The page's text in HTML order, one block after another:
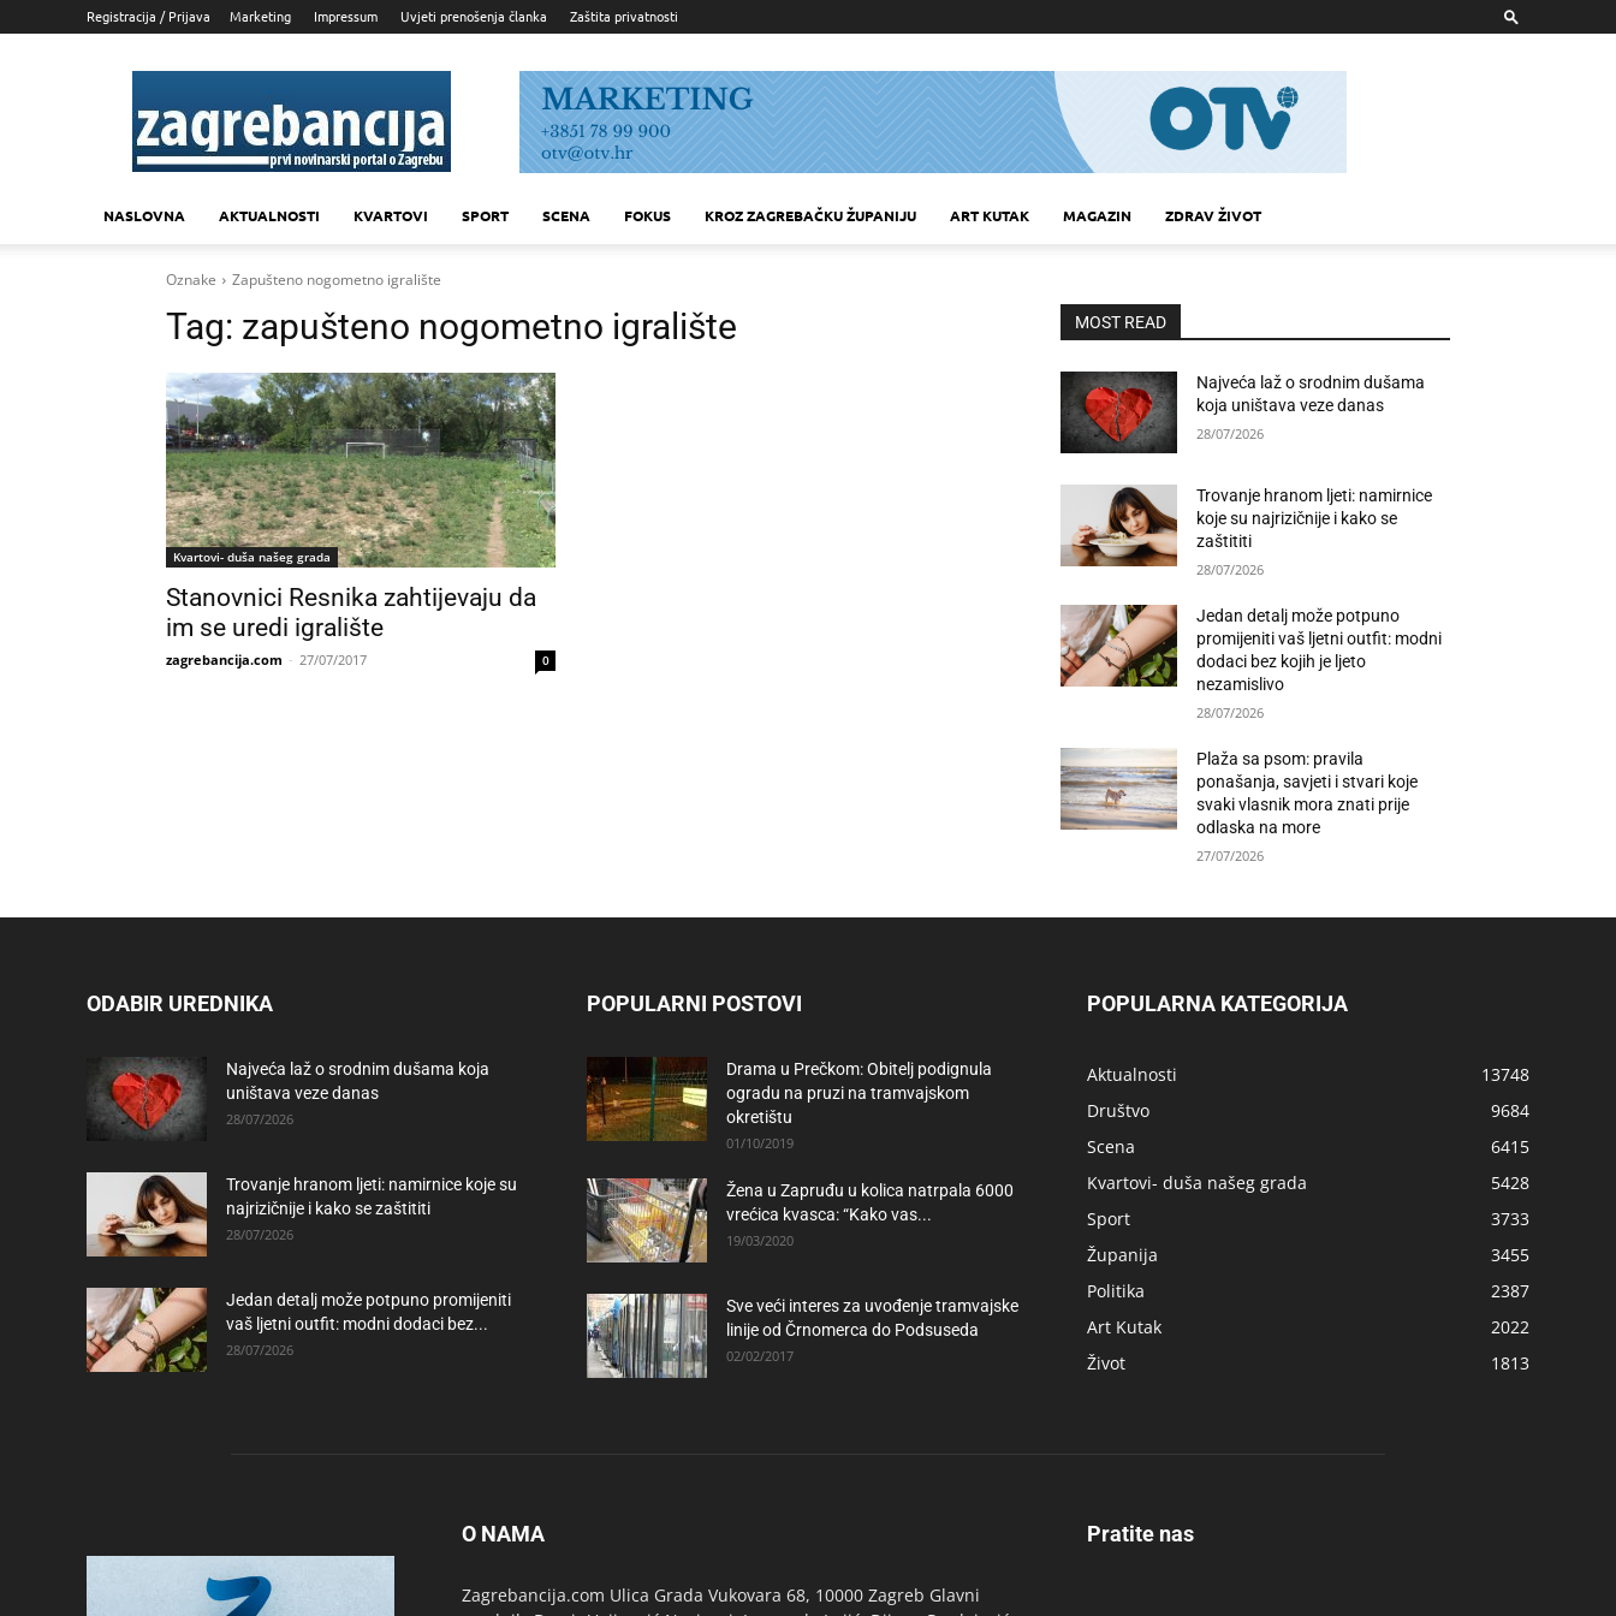
Registracija / Prijava Marketing Impressum Uvjeti prenošenja članka Zaštita privatnosti
Zagrebancija
NASLOVNA AKTUALNOSTI KVARTOVI SPORT SCENA FOKUS KROZ ZAGREBAČKU ŽUPANIJU ART KUTAK MAGAZIN ZDRAV ŽIVOT
Oznake Zapušteno nogometno igralište
Tag: zapušteno nogometno igralište
Kvartovi- duša našeg grada
Stanovnici Resnika zahtijevaju da
im se uredi igralište
zagrebancija.com - 27/07/2017 0
MOST READ
Najveća laž o srodnim dušama
koja uništava veze danas
28/07/2026
Trovanje hranom ljeti: namirnice
koje su najrizičnije i kako se
zaštititi
28/07/2026
Jedan detalj može potpuno
promijeniti vaš ljetni outfit: modni
dodaci bez kojih je ljeto
nezamislivo
28/07/2026
Plaža sa psom: pravila
ponašanja, savjeti i stvari koje
svaki vlasnik mora znati prije
odlaska na more
27/07/2026
ODABIR UREDNIKA
Najveća laž o srodnim dušama koja
uništava veze danas
28/07/2026
Trovanje hranom ljeti: namirnice koje su
najrizičnije i kako se zaštititi
28/07/2026
Jedan detalj može potpuno promijeniti
vaš ljetni outfit: modni dodaci bez...
28/07/2026
POPULARNI POSTOVI
Drama u Prečkom: Obitelj podignula
ogradu na pruzi na tramvajskom
okretištu
01/10/2019
Žena u Zapruđu u kolica natrpala 6000
vrećica kvasca: “Kako vas...
19/03/2020
Sve veći interes za uvođenje tramvajske
linije od Črnomerca do Podsuseda
02/02/2017
POPULARNA KATEGORIJA
Aktualnosti
13748
Društvo
9684
Scena
6415
Kvartovi- duša našeg grada
5428
Sport
3733
Županija
3455
Politika
2387
Art Kutak
2022
Život
1813
O NAMA
Zagrebancija.com Ulica Grada Vukovara 68, 10000 Zagreb Glavni
Pratite nas